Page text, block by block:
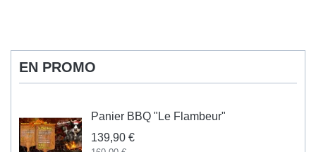
EN PROMO
Panier BBQ "Le Flambeur"
139,90 €